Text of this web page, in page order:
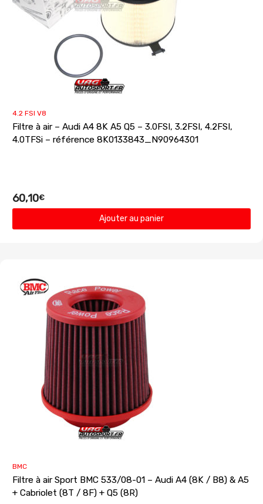
4.2 FSI V8
Filtre à air – Audi A4 8K A5 Q5 – 3.0FSI, 3.2FSI, 4.2FSI,
4.0TFSi – référence 8K0133843_N90964301
60,10€
Ajouter au panier
BMC
Filtre à air Sport BMC 533/08-01 – Audi A4 (8K / B8) & A5
+ Cabriolet (8T / 8F) + Q5 (8R)